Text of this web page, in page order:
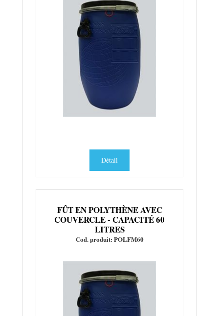
Détail
FÛT EN POLYTHÈNE AVEC
COUVERCLE - CAPACITÉ 60
LITRES
Cod. produit: POLFM60